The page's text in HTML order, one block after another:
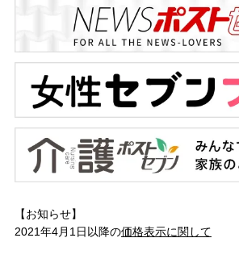
【お知らせ】
2021年4月1日以降の価格表示に関して